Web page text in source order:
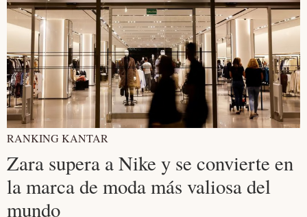
RANKING KANTAR
Zara supera a Nike y se convierte en
la marca de moda más valiosa del
mundo